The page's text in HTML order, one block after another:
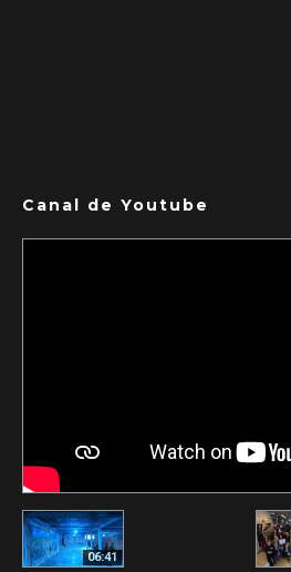
Canal de Youtube
06:41